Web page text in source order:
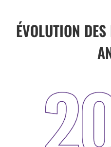
ÉVOLUTION